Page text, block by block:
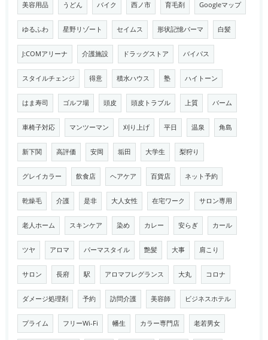
美容用品 うどん バイク 西ノ市 育毛剤 Googleマップ
ゆるふわ 星野リゾート セイムス 形状記憶パーマ 白髪
J:COMアリーナ 介護施設 ドラッグストア バイパス
スタイルチェンジ 得意 積水ハウス 塾 ハイトーン
はま寿司 ゴルフ場 頭皮 頭皮トラブル 上質 バーム
車椅子対応 マンツーマン 刈り上げ 平日 温泉 角島
新下関 高評価 安岡 垢田 大学生 梨狩り
グレイカラー 飲食店 ヘアケア 百貨店 ネット予約
乾燥毛 介護 是非 大人女性 在宅ワーク サロン専用
老人ホーム スキンケア 染め カレー 安らぎ カール
ツヤ アロマ パーマスタイル 艶髪 大事 肩こり
サロン 長府 駅 アロマフレグランス 大丸 コロナ
ダメージ処理剤 予約 訪問介護 美容師 ビジネスホテル
プライム フリーWi-Fi 幡生 カラー専門店 老若男女